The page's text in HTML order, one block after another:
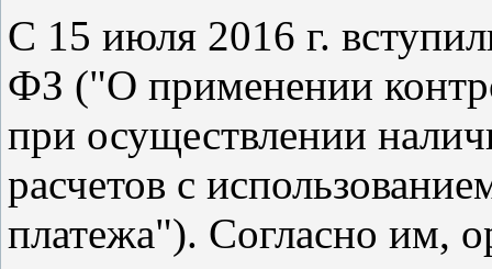
С 15 июля 2016 г.
ФЗ ("О применении
при осуществлении
расчетов с
платежа"). Согласно им,